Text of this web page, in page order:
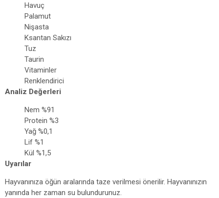
Havuç
Palamut
Nişasta
Ksantan Sakızı
Tuz
Taurin
Vitaminler
Renklendirici
Analiz Değerleri
Nem %91
Protein %3
Yağ %0,1
Lif %1
Kül %1,5
Uyarılar
Hayvanınıza öğün aralarında taze verilmesi önerilir. Hayvanınızın
yanında her zaman su bulundurunuz.